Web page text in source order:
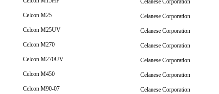
Celanese Corporation
Celcon M25
Celanese Corporation
Celcon M25UV
Celanese Corporation
Celcon M270
Celanese Corporation
Celcon M270UV
Celanese Corporation
Celcon M450
Celanese Corporation
Celcon M90-07
Celanese Corporation